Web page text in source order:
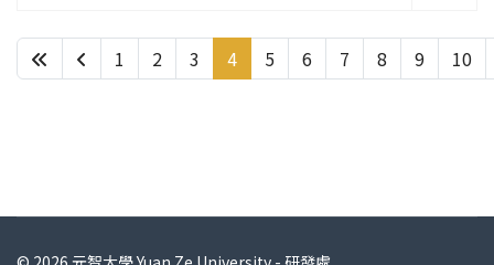
第 4 頁，共 31 頁
1 2 3 4 5 6 7 8 9 10